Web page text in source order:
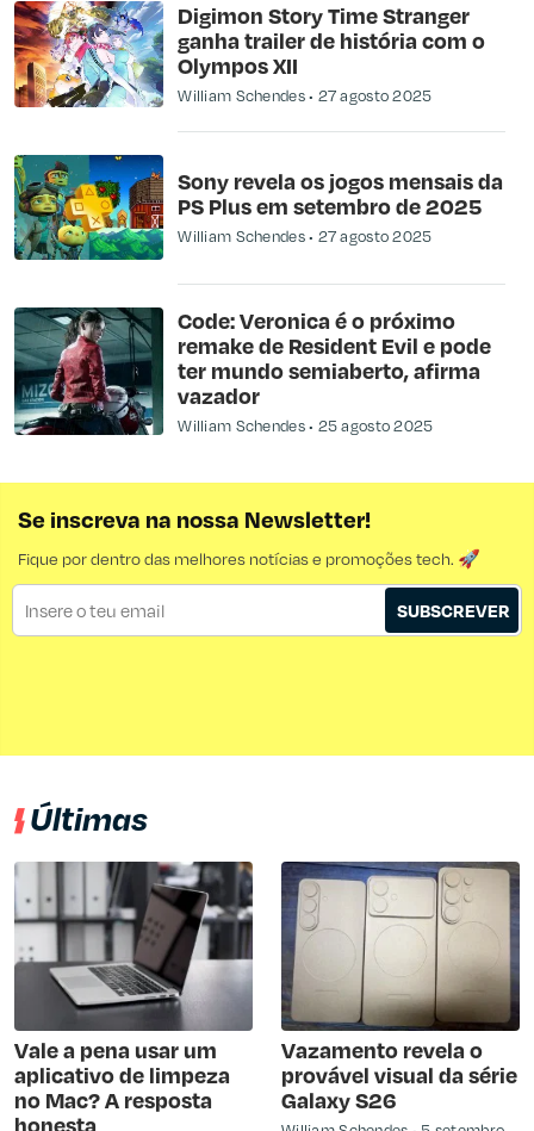
Digimon Story Time Stranger
ganha trailer de história com o
Olympos XII
William Schendes 27 agosto 2025
Sony revela os jogos mensais da
PS Plus em setembro de 2025
William Schendes 27 agosto 2025
Code: Veronica é o próximo
remake de Resident Evil e pode
ter mundo semiaberto, afirma
vazador
William Schendes 25 agosto 2025
Se inscreva na nossa Newsletter!
Fique por dentro das melhores notícias e promoções tech. 🚀
SUBSCREVER
Últimas
Vale a pena usar um
aplicativo de limpeza
no Mac? A resposta
honesta
Vazamento revela o
provável visual da série
Galaxy S26